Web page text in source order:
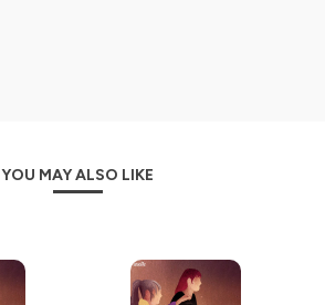
YOU MAY ALSO LIKE